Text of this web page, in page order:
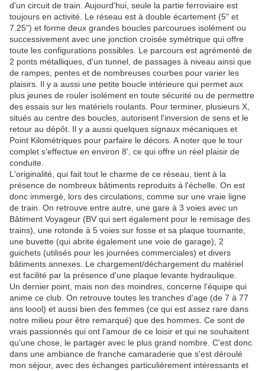
d'un circuit de train. Aujourd'hui, seule la partie ferroviaire est
toujours en activité. Le réseau est à double écartement (5" et
7.25") et forme deux grandes boucles parcourues isolément ou
successivement avec une jonction croisée symétrique qui offre
toute les configurations possibles. Le parcours est agrémenté de
2 ponts métalliques, d'un tunnel, de passages à niveau ainsi que
de rampes, pentes et de nombreuses courbes pour varier les
plaisirs. Il y a aussi une petite boucle intérieure qui permet aux
plus jeunes de rouler isolément en toute sécurité ou de permettre
des essais sur les matériels roulants. Pour terminer, plusieurs X,
situés au centre des boucles, autorisent l'inversion de sens et le
retour au dépôt. Il y a aussi quelques signaux mécaniques et
Point Kilométriques pour parfaire le décors. A noter que le tour
complet s'effectue en environ 8', ce qui offre un réel plaisir de
conduite.
L'originalité, qui fait tout le charme de ce réseau, tient à la
présence de nombreux bâtiments reproduits à l'échelle. On est
donc immergé, lors des circulations, comme sur une vraie ligne
de train. On retrouve entre autre, une gare à 3 voies avec un
Bâtiment Voyageur (BV qui sert également pour le remisage des
trains), une rotonde à 5 voies sur fosse et sa plaque tournante,
une buvette (qui abrite également une voie de garage), 2
guichets (utilisés pour les journées commerciales) et divers
bâtiments annexes. Le chargement/déchargement du matériel
est facilité par la présence d'une plaque levante hydraulique.
Un dernier point, mais non des moindres, concerne l'équipe qui
anime ce club. On retrouve toutes les tranches d'age (de 7 à 77
ans loool) et aussi bien des femmes (ce qui est assez rare dans
notre milieu pour être remarqué) que des hommes. Ce sont de
vrais passionnés qui ont l'amour de ce loisir et qui ne souhaitent
qu'une chose, le partager avec le plus grand nombre. C'est donc
dans une ambiance de franche camaraderie que s'est déroulé
mon séjour, avec des échanges particulièrement intéressants et